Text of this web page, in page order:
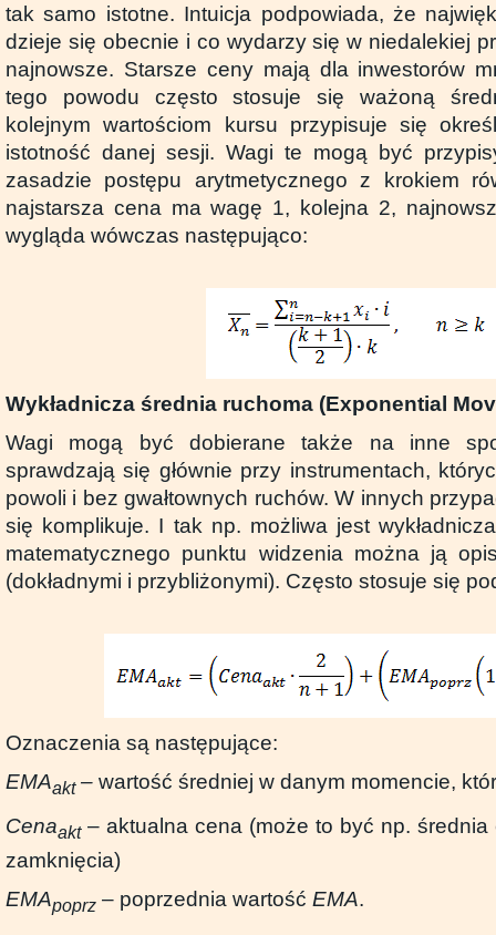
tak samo istotne. Intuicja podpowiada, że
dzieje się obecnie i co wydarzy się w niedalekiej
najnowsze. Starsze ceny mają dla inwestorów
tego powodu często stosuje się ważoną
kolejnym wartościom kursu przypisuje się
istotność danej sesji. Wagi te mogą być
zasadzie postępu arytmetycznego z krokiem
najstarsza cena ma wagę 1, kolejna 2,
wygląda wówczas następująco:
Wykładnicza średnia ruchoma (Exponential
Wagi mogą być dobierane także na inne
sprawdzają się głównie przy instrumentach,
powoli i bez gwałtownych ruchów. W innych
się komplikuje. I tak np. możliwa jest
matematycznego punktu widzenia można ją
(dokładnymi i przybliżonymi). Często stosuje się
Oznaczenia są następujące:
EMAakt– wartość średniej w danym momencie,
Cenaakt– aktualna cena (może to być np.
zamknięcia)
EMApoprz – poprzednia wartość EMA.